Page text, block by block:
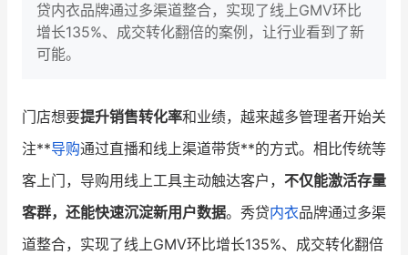
产品更新动态 帮助中心
品牌消费观 行业报告
新零售资讯
培训课程
私域课程 新零售内参
贷内衣品牌通过多渠道整合，实现了线上GMV环比
增长135%、成交转化翻倍的案例，让行业看到了新
可能。
门店想要提升销售转化率和业绩，越来越多管理者开始关
注**导购通过直播和线上渠道带货**的方式。相比传统等
客上门，导购用线上工具主动触达客户， 不仅能激活存量
客群，还能快速沉淀新用户数据。秀贷内衣品牌通过多渠
道整合，实现了线上GMV环比增长135%、成交转化翻倍